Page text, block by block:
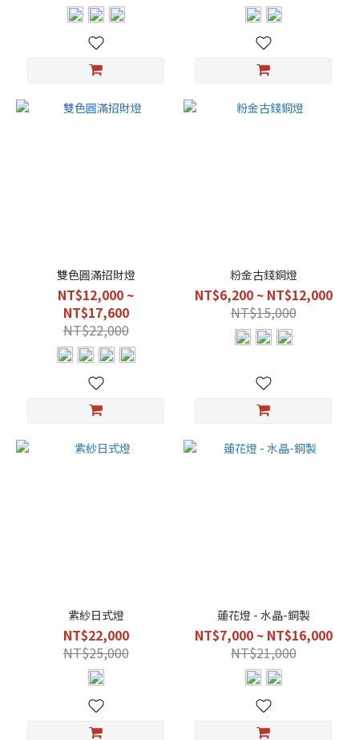
雙色圓滿招財燈
NT$12,000 ~
NT$17,600
NT$22,000
粉金古錢銅燈
NT$6,200 ~ NT$12,000
NT$15,000
紫紗日式燈
NT$22,000
NT$25,000
蓮花燈 - 水晶-銅製
NT$7,000 ~ NT$16,000
NT$21,000